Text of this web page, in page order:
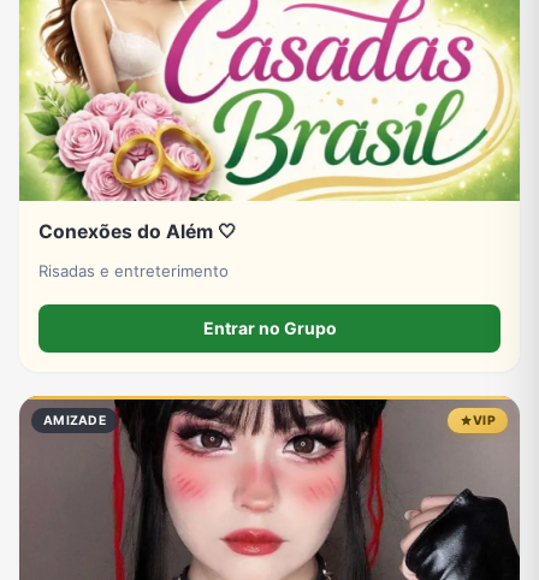
Conexões do Além 🤍
Risadas e entreterimento
Entrar no Grupo
AMIZADE VIP